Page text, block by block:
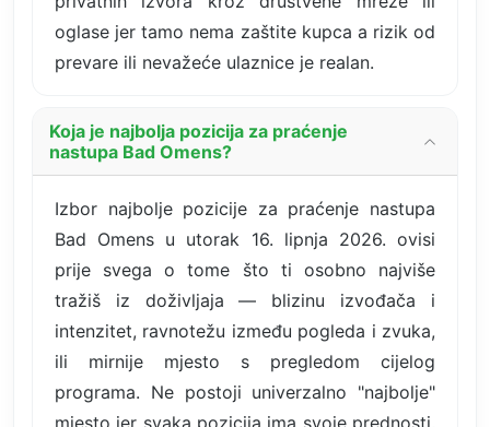
oglase jer tamo nema zaštite kupca a rizik od
prevare ili nevažeće ulaznice je realan.
Koja je najbolja pozicija za praćenje
nastupa Bad Omens?
Izbor najbolje pozicije za praćenje nastupa
Bad Omens u utorak 16. lipnja 2026. ovisi
prije svega o tome što ti osobno najviše
tražiš iz doživljaja — blizinu izvođača i
intenzitet, ravnotežu između pogleda i zvuka,
ili mirnije mjesto s pregledom cijelog
programa. Ne postoji univerzalno "najbolje"